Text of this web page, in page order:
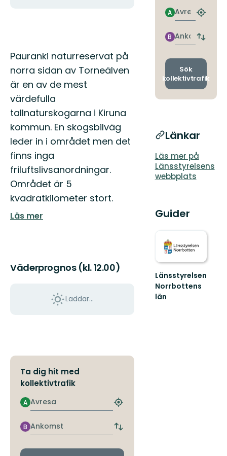
Beskrivning
Pauranki naturreservat på
norra sidan av Torneälven
är en av de mest
värdefulla
tallnaturskogarna i Kiruna
kommun. En skogsbilväg
leder in i området men det
finns inga
friluftslivsanordningar.
Området är 5
kvadratkilometer stort.
Läs mer
Väderprognos (kl. 12.00)
Laddar...
Ta dig hit med
kollektivtrafik
Avresa
A
Hitta
hållplats
Ankomst
B
Byt
och
Avresa
A
Hitta
Ankomst
B
Byt
och
Sök
kollektivtrafik
Länkar
Läs mer på
Länsstyrelsens
webbplats
Guider
Länsstyrelsen
Norrbottens
län